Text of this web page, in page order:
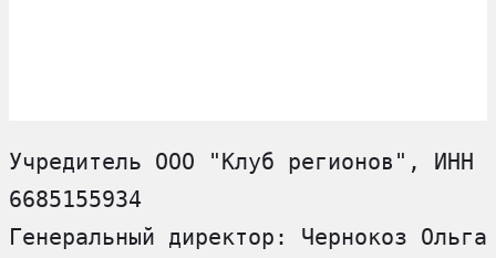
Учредитель ООО "Клуб регионов", ИНН
6685155934
Генеральный директор: Чернокоз Ольга